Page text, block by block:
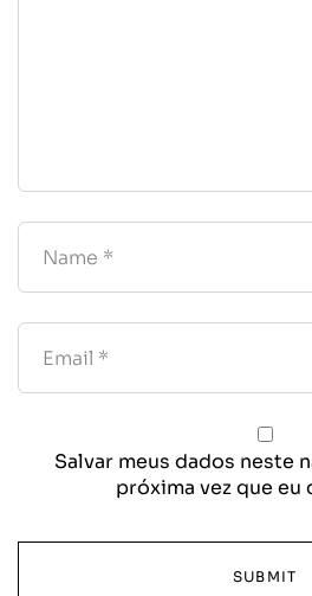
Salvar meus dados neste
próxima vez que eu